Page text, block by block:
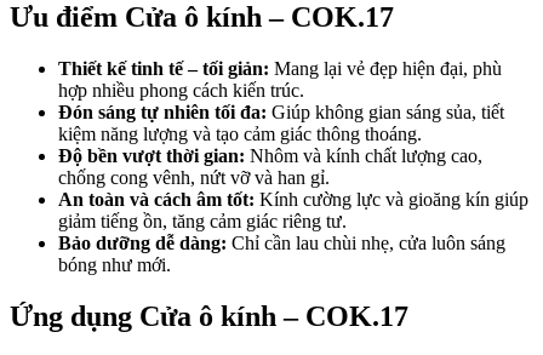
Giới thiệu CEO
Ưu điểm Cửa ô kính – COK.17
Thiết kế tinh tế – tối giản: Mang lại vẻ đẹp hiện đại, phù
hợp nhiều phong cách kiến trúc.
Đón sáng tự nhiên tối đa: Giúp không gian sáng sủa, tiết
kiệm năng lượng và tạo cảm giác thông thoáng.
Độ bền vượt thời gian: Nhôm và kính chất lượng cao,
chống cong vênh, nứt vỡ và han gỉ.
An toàn và cách âm tốt: Kính cường lực và gioăng kín giúp
giảm tiếng ồn, tăng cảm giác riêng tư.
Bảo dưỡng dễ dàng: Chỉ cần lau chùi nhẹ, cửa luôn sáng
bóng như mới.
Ứng dụng Cửa ô kính – COK.17